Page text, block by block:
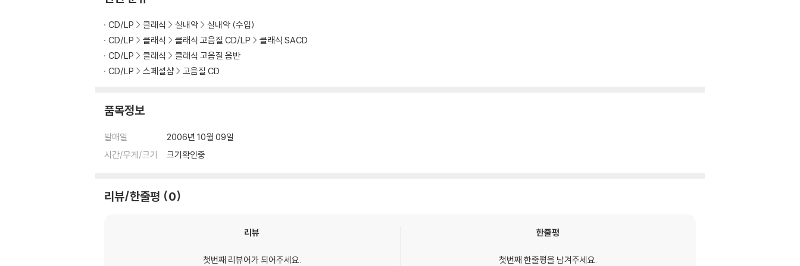
CD/LP 클래식 실내악
실내악 (수입)
CD/LP
클래식 클래식 고음질 CD/LP
클래식 SACD
CD/LP
클래식
클래식 고음질 음반
CD/LP
스페셜샵 고음질 CD
품목정보
발매일
2006년 10월 09일
시간/무게/크기
크기확인중
리뷰/한줄평 0
리뷰
첫번째 리뷰어가 되어주세요.
한줄평
첫번째 한줄평을 남겨주세요.